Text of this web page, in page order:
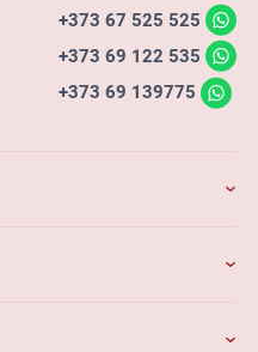
+373 67 525 525
+373 69 122 535
+373 69 139775